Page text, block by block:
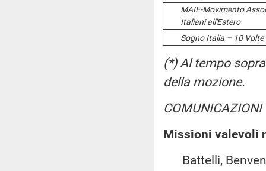
MAIE-Movimento
Italiani all'Estero
Sogno Italia – 10 Volte
(*) Al tempo
della mozione.
COMUNICAZIONI
Missioni valevoli
Battelli,